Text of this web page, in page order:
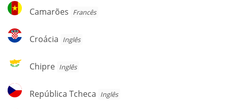
Camarões
Camarões Francês
Croácia
Croácia Inglês
Chipre
Chipre Inglês
República
Tcheca
República Tcheca Inglês